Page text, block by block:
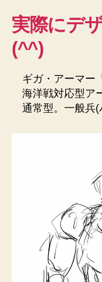
実際にデ
(^^)
ギガ・アーマー
海洋戦対応型ア
通常型。一般兵(